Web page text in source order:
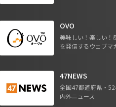
OVO
美味しい！楽しい
を発信するウェブマ
47NEWS
全国47都道府県・
内外ニュース